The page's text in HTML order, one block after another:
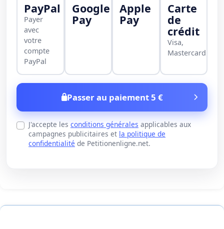
PayPal
Payer
avec
votre
compte
PayPal
Google
Pay
Apple
Pay
Carte
de
crédit
Visa,
Mastercard
Passer au paiement 5 €
J'accepte les conditions générales applicables aux
campagnes publicitaires et la politique de
confidentialité de Petitionenligne.net.